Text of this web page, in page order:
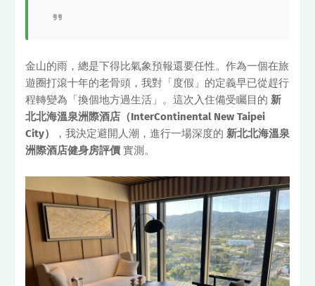
金山的雨，總是下得比氣象預報還要任性。作為一個在旅
遊圈打滾十年的老骨頭，我對「度假」的定義早已從趕行
程轉變為「換個地方過生活」。這次入住備受矚目的 新
北北海溫泉洲際酒店（InterContinental New Taipei
City）
，我決定避開人潮，進行一場深度的 新北北海溫泉
洲際酒店健身房評價 實測。